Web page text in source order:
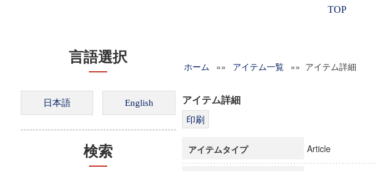
TOP
言語選択
検索
ホーム »» アイテム一覧 »» アイテム詳細
アイテム詳細
アイテムタイプ Article